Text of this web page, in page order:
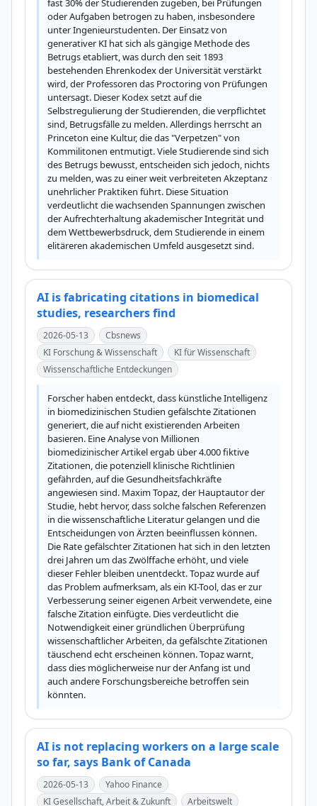
fast 30% der Studierenden zugeben, bei Prüfungen
oder Aufgaben betrogen zu haben, insbesondere
unter Ingenieurstudenten. Der Einsatz von
generativer KI hat sich als gängige Methode des
Betrugs etabliert, was durch den seit 1893
bestehenden Ehrenkodex der Universität verstärkt
wird, der Professoren das Proctoring von Prüfungen
untersagt. Dieser Kodex setzt auf die
Selbstregulierung der Studierenden, die verpflichtet
sind, Betrugsfälle zu melden. Allerdings herrscht an
Princeton eine Kultur, die das "Verpetzen" von
Kommilitonen entmutigt. Viele Studierende sind sich
des Betrugs bewusst, entscheiden sich jedoch, nichts
zu melden, was zu einer weit verbreiteten Akzeptanz
unehrlicher Praktiken führt. Diese Situation
verdeutlicht die wachsenden Spannungen zwischen
der Aufrechterhaltung akademischer Integrität und
dem Wettbewerbsdruck, dem Studierende in einem
elitäreren akademischen Umfeld ausgesetzt sind.
AI is fabricating citations in biomedical
studies, researchers find
2026-05-13
Cbsnews
KI Forschung & Wissenschaft
KI für Wissenschaft
Wissenschaftliche Entdeckungen
Forscher haben entdeckt, dass künstliche Intelligenz
in biomedizinischen Studien gefälschte Zitationen
generiert, die auf nicht existierenden Arbeiten
basieren. Eine Analyse von Millionen
biomedizinischer Artikel ergab über 4.000 fiktive
Zitationen, die potenziell klinische Richtlinien
gefährden, auf die Gesundheitsfachkräfte
angewiesen sind. Maxim Topaz, der Hauptautor der
Studie, hebt hervor, dass solche falschen Referenzen
in die wissenschaftliche Literatur gelangen und die
Entscheidungen von Ärzten beeinflussen können.
Die Rate gefälschter Zitationen hat sich in den letzten
drei Jahren um das Zwölffache erhöht, und viele
dieser Fehler bleiben unentdeckt. Topaz wurde auf
das Problem aufmerksam, als ein KI-Tool, das er zur
Verbesserung seiner eigenen Arbeit verwendete, eine
falsche Zitation einfügte. Dies verdeutlicht die
Notwendigkeit einer gründlichen Überprüfung
wissenschaftlicher Arbeiten, da gefälschte Zitationen
täuschend echt erscheinen können. Topaz warnt,
dass dies möglicherweise nur der Anfang ist und
auch andere Forschungsbereiche betroffen sein
könnten.
AI is not replacing workers on a large scale
so far, says Bank of Canada
2026-05-13
Yahoo Finance
KI Gesellschaft, Arbeit & Zukunft
Arbeitswelt